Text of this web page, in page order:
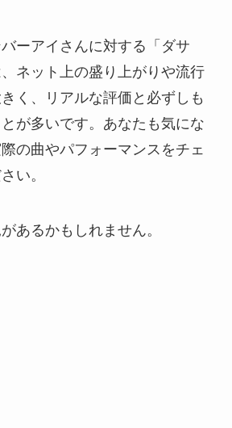
ーアイさんに対する「ダサ
ネット上の盛り上がりや流行
く、リアルな評価と必ずしも
が多いです。あなたも気にな
の曲やパフォーマンスをチェ
い。
あるかもしれません。